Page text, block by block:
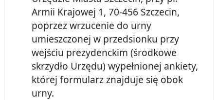
Armii Krajowej 1, 70-456 Szczecin,
poprzez wrzucenie do urny
umieszczonej w przedsionku przy
wejściu prezydenckim (środkowe
skrzydło Urzędu) wypełnionej ankiety,
której formularz znajduje się obok
urny.